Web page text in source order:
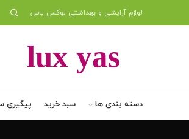
لوازم آرایشی و بهداشتی لوکس یاس
دسته بندی ها سبد خرید پیگیری